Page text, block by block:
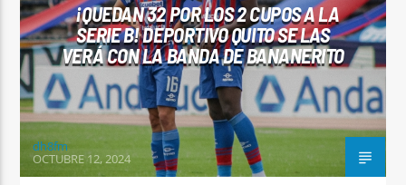
¡QUEDAN 32 POR LOS 2 CUPOS A LA
SERIE B! DEPORTIVO QUITO SE LAS
VERÁ CON LA BANDA DE BANANERITO
dh8fm
OCTUBRE 12, 2024